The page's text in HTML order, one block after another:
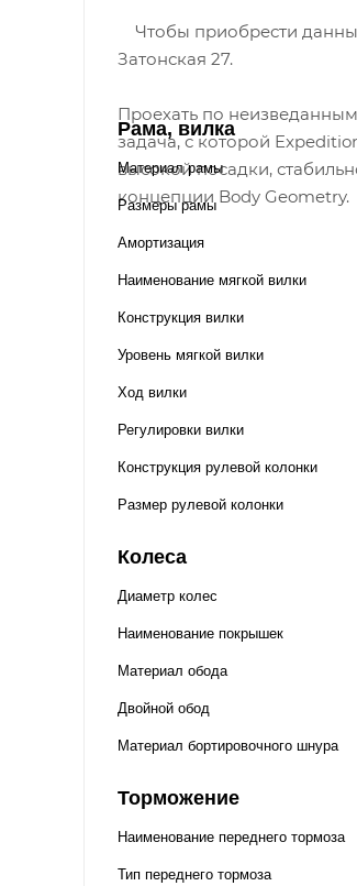
Чтобы приобрести
Затонская 27.
Проехать по
задача, с которой
высокой посадки,
концепции Body Geometry.
Рама, вилка
Материал рамы
Размеры рамы
Амортизация
Наименование мягкой вилки
Конструкция вилки
Уровень мягкой вилки
Ход вилки
Регулировки вилки
Конструкция рулевой колонки
Размер рулевой колонки
Колеса
Диаметр колес
Наименование покрышек
Материал обода
Двойной обод
Материал бортировочного шнура
Торможение
Наименование переднего тормоза
Тип переднего тормоза